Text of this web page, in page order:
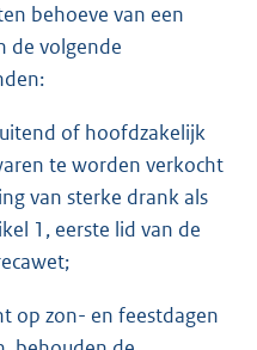
behoeve van een
de volgende
of hoofdzakelijk
te worden verkocht
van sterke drank als
1, eerste lid van de
op zon- en feestdagen